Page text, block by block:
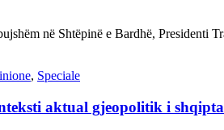
në Shtëpinë e Bardhë, Presidenti
, Speciale
aktual gjeopolitik i